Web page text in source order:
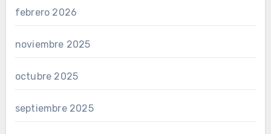
febrero 2026
noviembre 2025
octubre 2025
septiembre 2025